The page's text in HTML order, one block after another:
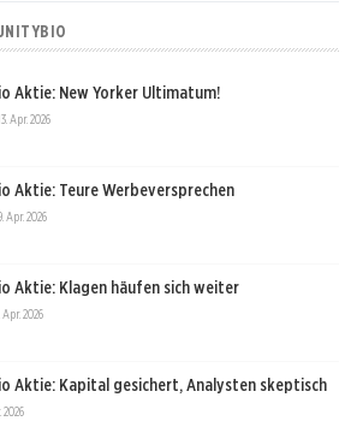
Aktie: New Yorker Ultimatum!
Apr. 2026
Aktie: Teure Werbeversprechen
Apr. 2026
Aktie: Klagen häufen sich weiter
Apr. 2026
Aktie: Kapital gesichert, Analysten skeptisch
2026